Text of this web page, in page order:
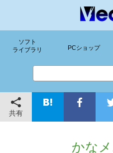
ソフト
ライブラリ
PCショップ
共有
かな